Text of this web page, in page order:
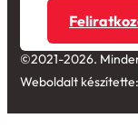
©2021-2026.
Weboldalt készítette: